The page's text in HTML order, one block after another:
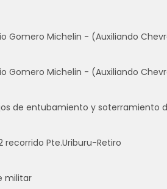
Gomero Michelin - (Auxiliando
Gomero Michelin - (Auxiliando
de entubamiento y soterramiento
recorrido Pte.Uriburu-Retiro
militar